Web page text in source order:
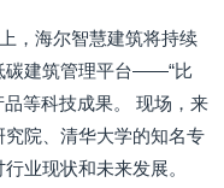
，海尔智慧建筑将持续
碳建筑管理平台——“比
品等科技成果。 现场，来
院、清华大学的知名专
业现状和未来发展。